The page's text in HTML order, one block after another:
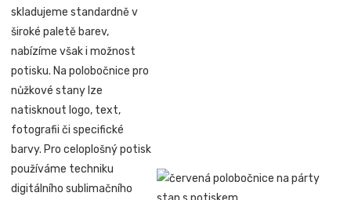
skladujeme standardně v
široké paletě barev,
nabízíme však i možnost
potisku. Na polobočnice pro
nůžkové stany lze
natisknout logo, text,
fotografii či specifické
barvy. Pro celoplošný potisk
používáme techniku
digitálního sublimačního